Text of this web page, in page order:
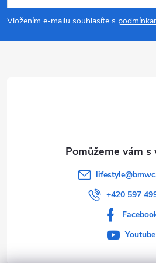
pVložením e-mailu souhlasíte s
lifestyle@
+420 597
Youtube